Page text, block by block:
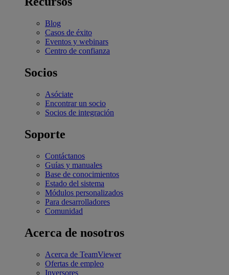
Blog
Casos de éxito
Eventos y webinars
Centro de confianza
Socios
Asóciate
Encontrar un socio
Socios de integración
Soporte
Contáctanos
Guías y manuales
Base de conocimientos
Estado del sistema
Módulos personalizados
Para desarrolladores
Comunidad
Acerca de nosotros
Acerca de TeamViewer
Ofertas de empleo
Inversores